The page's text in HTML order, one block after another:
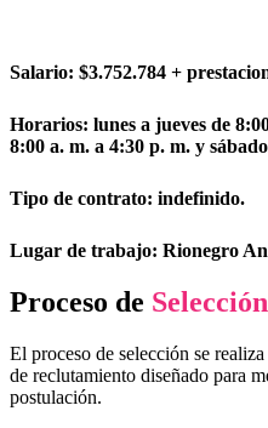
Salario: $3.752.784 +
Horarios: lunes a jueves de
8:00 a. m. a 4:30 p. m. y
Tipo de contrato: indefinido.
Lugar de trabajo: Rionegro
Proceso de Selección
El proceso de selección se
de reclutamiento diseñado para
postulación.